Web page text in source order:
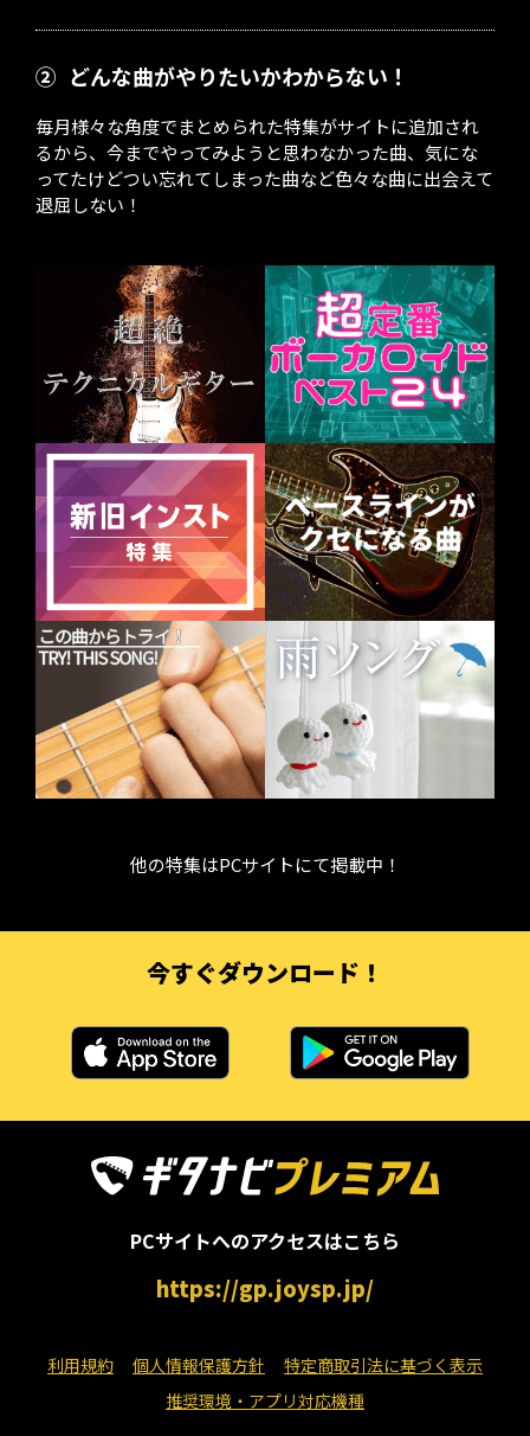
② どんな曲がやりたいかわからない！
毎月様々な角度でまとめられた特集がサイトに追加され
るから、今までやってみようと思わなかった曲、気にな
ってたけどつい忘れてしまった曲など色々な曲に出会えて
退屈しない！
他の特集はPCサイトにて掲載中！
今すぐダウンロード！
PCサイトへのアクセスはこちら
https://gp.joysp.jp/
利用規約 個人情報保護方針
特定商取引法に基づく表示
推奨環境・アプリ対応機種